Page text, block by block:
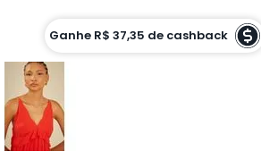
Ganhe R$ 37,35 de cashback